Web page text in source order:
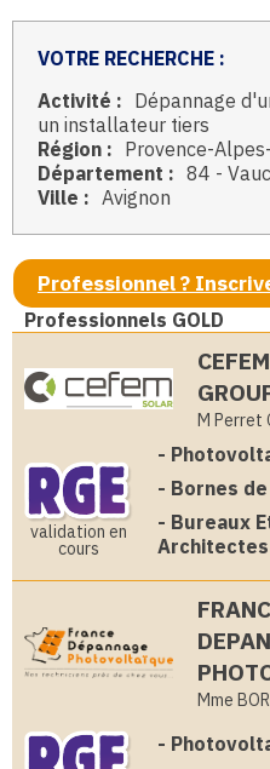
VOTRE RECHERCHE :
Activité : Dépannage
un installateur tiers
Région : Provence-
Département : 84 -
Ville : Avignon
Professionnel ?
Professionnels GOLD
CEFEM
M Perret
validation en
cours
-
- Bornes
- Bureaux
Architectes
Mme
-